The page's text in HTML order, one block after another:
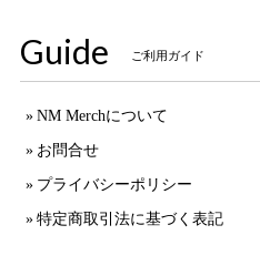
Guide ご利用ガイド
NM Merchについて
お問合せ
プライバシーポリシー
特定商取引法に基づく表記